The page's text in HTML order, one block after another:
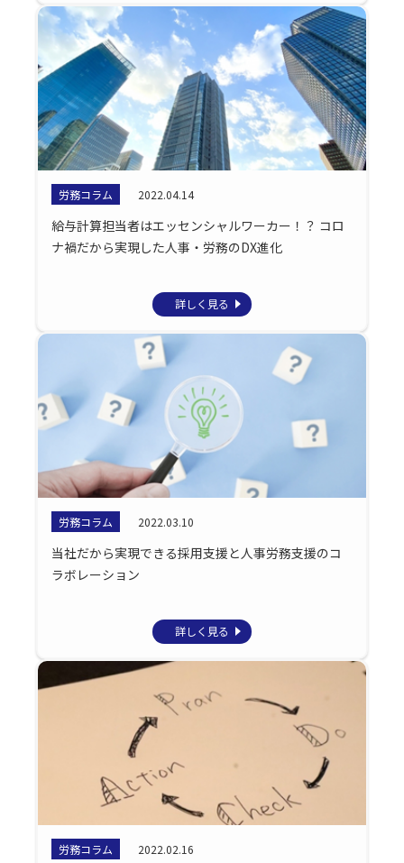
労務コラム 2022.04.14
給与計算担当者はエッセンシャルワーカー！？ コロ
ナ禍だから実現した人事・労務のDX進化
詳しく見る
労務コラム 2022.03.10
当社だから実現できる採用支援と人事労務支援のコ
ラボレーション
詳しく見る
労務コラム 2022.02.16